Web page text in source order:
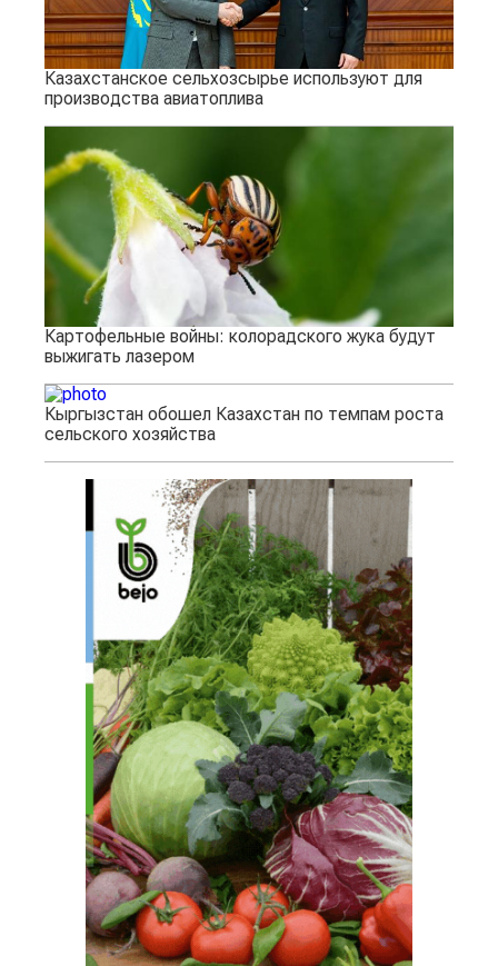
Казахстанское сельхозсырье используют для
производства авиатоплива
Картофельные войны: колорадского жука будут
выжигать лазером
Кыргызстан обошел Казахстан по темпам роста
сельского хозяйства